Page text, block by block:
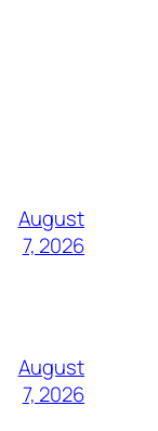
August
7, 2026
August
7, 2026